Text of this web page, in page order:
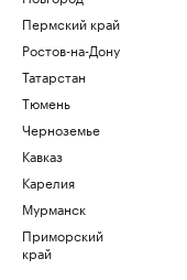
Пермский край
Ростов-на-Дону
Татарстан
Тюмень
Черноземье
Кавказ
Карелия
Мурманск
Приморский
край